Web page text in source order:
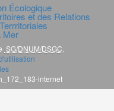
Écologique
et des Relations
Mer
SG/DNUM/DSGC.
internet